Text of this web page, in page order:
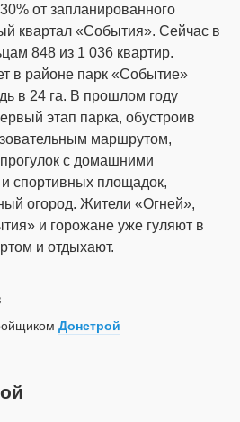
от запланированного
квартал «События». Сейчас в
848 из 1 036 квартир.
в районе парк «Событие»
в 24 га. В прошлом году
этап парка, обустроив
маршрутом,
с домашними
спортивных площадок,
огород. Жители «Огней»,
и горожане уже гуляют в
и отдыхают.
Донстрой